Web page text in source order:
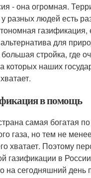
- она огромная.
разных людей есть
газификация,
для
стройка, где
которых наших
в помощь
самая богатая
газа, но тем не
хватает. Поэтому
газификации в
на сегодняшний день